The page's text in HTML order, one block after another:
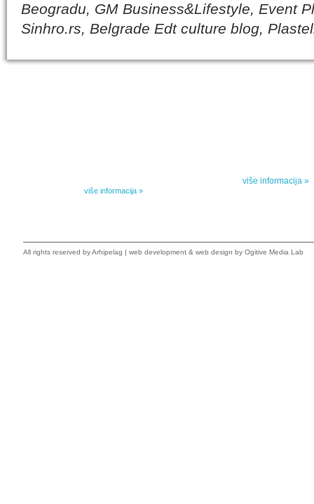
Beogradu, GM Business&Lifestyle, Event
Sinhro.rs, Belgrade Edt culture blog,
više informacija »
više informacija »
All rights reserved byArhipelag | web development & web design by Ogitive Media Lab